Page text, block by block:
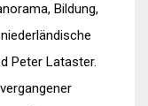
Bildung,
Peter Lataster.